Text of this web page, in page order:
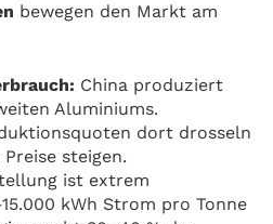
bewegen den Markt am
China produziert
Aluminiums.
dort drosseln
steigen.
ist extrem
kWh Strom pro Tonne